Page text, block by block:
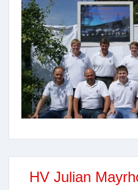
HV Julian